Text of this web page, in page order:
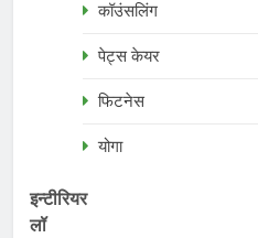
कॉउंसलिंग
पेट्स केयर
फिटनेस
योगा
इन्टीरियर
लॉ